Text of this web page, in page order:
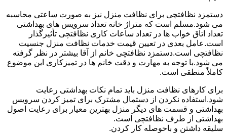
دستمزد نظافتچی برای نظافت منزل نیز به صورت ساعتی محاسبه
می شود.مسلم است که متراژ خانه تعداد سرویس های بهداشتی
تعداد اتاق خواب ها در تعداد ساعات کاری نظافتچی تأثیرگذار
است.عامل بعدی در تعیین قیمت خدمات نظافت منزل جنسیت
نظافتچی است.دستمزد نظافتچی خانم از آقا بیشتر در نظر گرفته
می شود.با توجه به مهارت و دقت خانم ها در تمیزکاری این موضوع
کاملاً منطقی است.
برای کارهای نظافت منزل باید تمام نکات بهداشتی رعایت
شود.استفاده نکردن از دستمال مشترک برای تمیز کردن سرویس
بهداشتی و قسمت های دیگر منزل بهترین معیار برای رعایت اصول
بهداشتی از طرف نظافتچی است.
سلیقه داشتن و باحوصله کار کردن.